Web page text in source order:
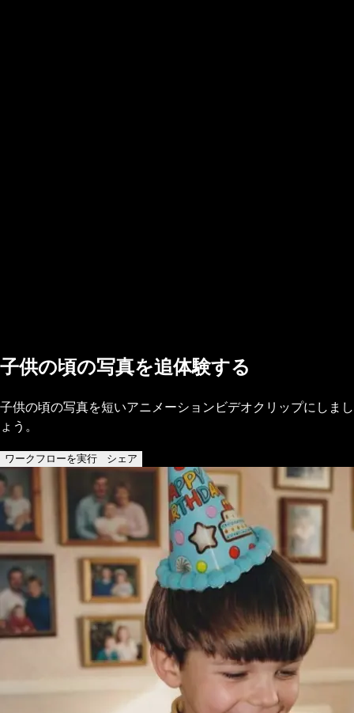
子供の頃の写真を追体験する
子供の頃の写真を短いアニメーションビデオクリップにしまし
ょう。
ワークフローを実行 シェア